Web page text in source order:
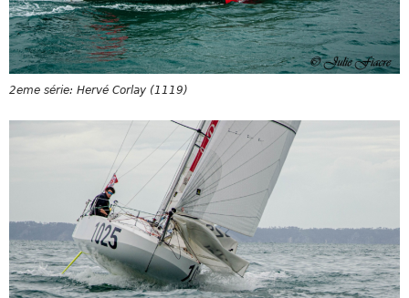
2eme série: Hervé Corlay (1119)